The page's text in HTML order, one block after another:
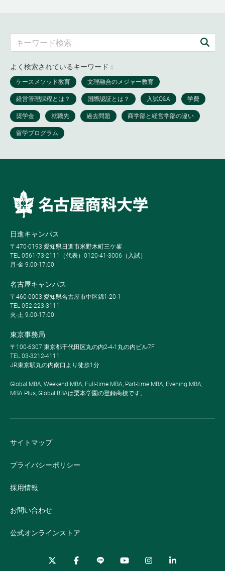
よく検索されているキーワード：
日進キャンパス
〒470-0193 愛知県日進市米野木町三ケ峯
TEL 0561-73-2111（代表）0120-41-3006（入試）
月-金 9:00-17:00
名古屋キャンパス
〒460-0003 愛知県名古屋市中区錦1-20-1
TEL 052-223-3111
火-土 9:00-17:00
東京事務局
〒100-6307 東京都千代田区丸の内2-4-1丸の内ビル7F
TEL 03-3212-4111
JR東京駅丸の内南口より徒歩1分
Global MBA, Weekend MBA, Full-time MBA, Part-time MBA, Evening MBA,
MBA Plus, Global BBAは栗本学園の登録商標です。
サイトマップ
プライバシーポリシー
採用情報
お問い合わせ
公式オンラインストア